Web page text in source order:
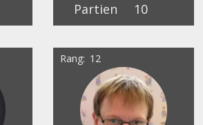
Partien
10
Rang 12